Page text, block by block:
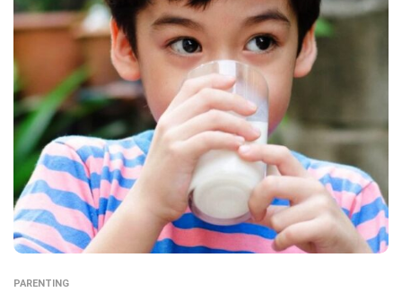
PARENTING